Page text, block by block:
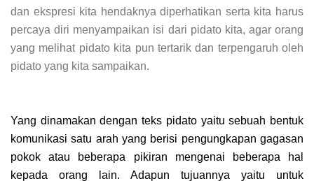
dan ekspresi kita hendaknya diperhatikan serta kita harus
percaya diri menyampaikan isi dari pidato kita, agar orang
yang melihat pidato kita pun tertarik dan terpengaruh oleh
pidato yang kita sampaikan.
Yang dinamakan dengan teks pidato yaitu sebuah bentuk
komunikasi satu arah yang berisi pengungkapan gagasan
pokok atau beberapa pikiran mengenai beberapa hal
kepada orang lain. Adapun tujuannya yaitu untuk